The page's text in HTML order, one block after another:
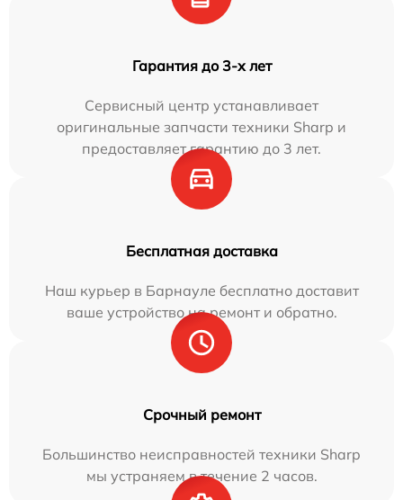
Гарантия до 3-х лет
Сервисный центр устанавливает
оригинальные запчасти техники Sharp и
предоставляет гарантию до 3 лет.
Бесплатная доставка
Наш курьер в Барнауле бесплатно доставит
ваше устройство на ремонт и обратно.
Срочный ремонт
Большинство неисправностей техники Sharp
мы устраняем в течение 2 часов.